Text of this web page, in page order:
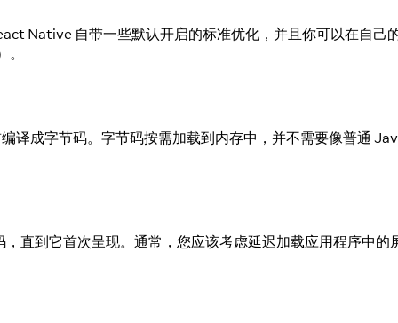
Native 自带一些默认开启的标准优化，并且你可以在自己
译成字节码。字节码按需加载到内存中，并不需要像普通
直到它首次呈现。通常，您应该考虑延迟加载应用程序中的